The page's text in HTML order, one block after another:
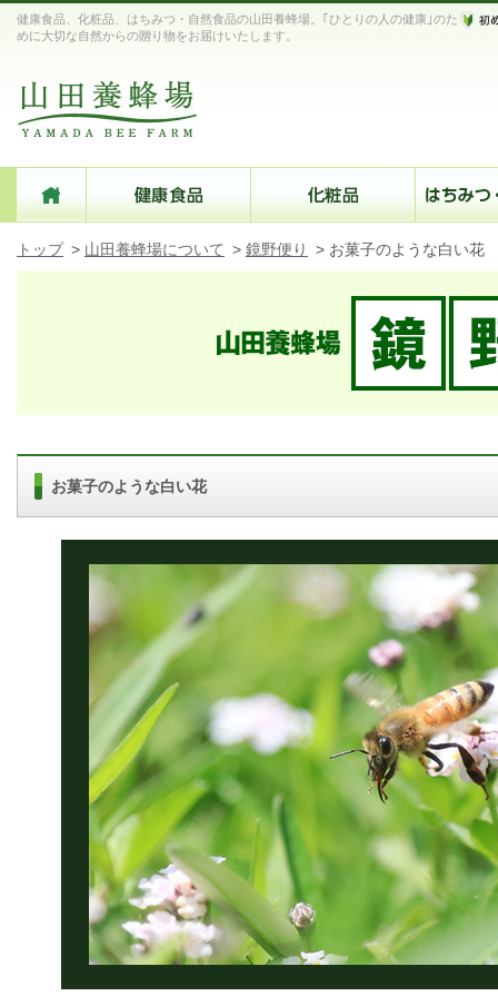
健康食品、化粧品、はちみつ・自然食品の山田養蜂場。｢ひとりの人の健康｣のた
めに大切な自然からの贈り物をお届けいたします。
トップ > 山田養蜂場について > 鏡野便り > お菓子のような白い花
お菓子のような白い花